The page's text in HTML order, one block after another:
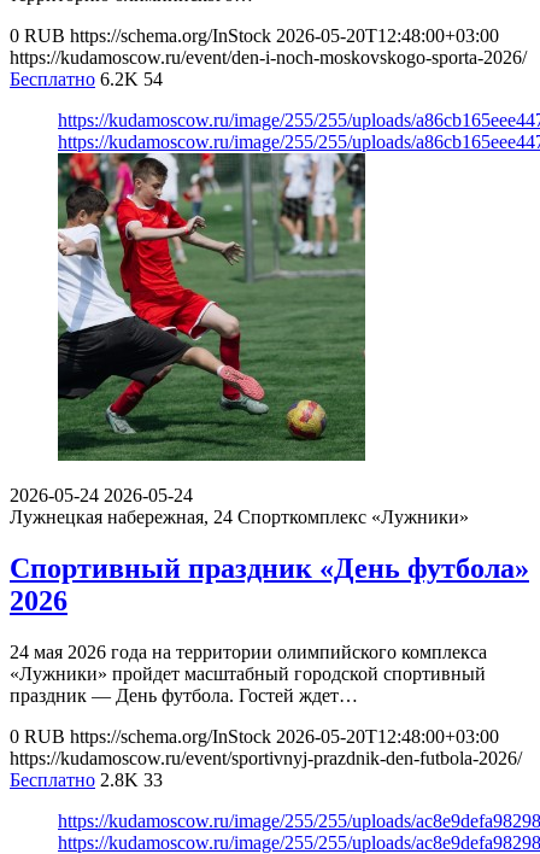
0 RUB https://schema.org/InStock 2026-05-20T12:48:00+03:00
https://kudamoscow.ru/event/den-i-noch-moskovskogo-sporta-2026/
Бесплатно 6.2K 54
https://kudamoscow.ru/image/255/255/uploads/
https://kudamoscow.ru/image/255/255/uploads/
2026-05-24 2026-05-24
Лужнецкая набережная, 24 Спорткомплекс «Лужники»
Спортивный праздник «День футбола»
2026
24 мая 2026 года на территории олимпийского комплекса
«Лужники» пройдет масштабный городской спортивный
праздник — День футбола. Гостей ждет…
0 RUB https://schema.org/InStock 2026-05-20T12:48:00+03:00
https://kudamoscow.ru/event/sportivnyj-prazdnik-den-futbola-2026/
Бесплатно 2.8K 33
https://kudamoscow.ru/image/255/255/uploads/
https://kudamoscow.ru/image/255/255/uploads/